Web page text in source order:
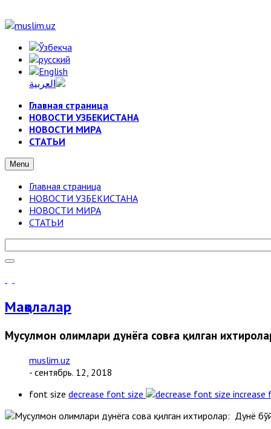
Главная страница
НОВОСТИ УЗБЕКИСТАНА
НОВОСТИ МИРА
СТАТЬИ
Menu
Главная страница
НОВОСТИ УЗБЕКИСТАНА
НОВОСТИ МИРА
СТАТЬИ
Мақолалар
Мусулмон олимлари дунёга совға қилган
muslim.uz
- сентябрь. 12, 2018
font size decrease font size increase